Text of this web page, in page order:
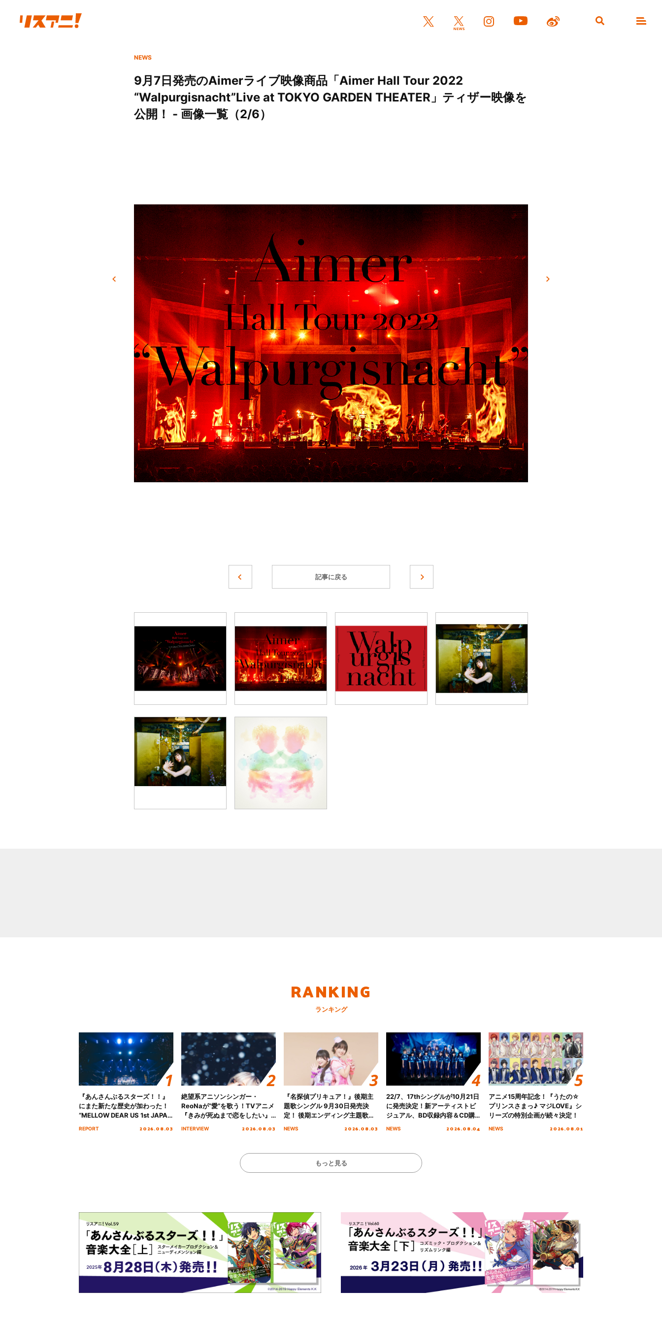
NEWS
9月7日発売のAimerライブ映像商品「Aimer Hall Tour 2022
“Walpurgisnacht”Live at TOKYO GARDEN THEATER」ティザー映像を
公開！ - 画像一覧（2/6）
記事に戻る
RANKING
ランキング
『あんさんぶるスターズ！！』
にまた新たな歴史が加わった！
“MELLOW DEAR US 1st JAPAN
REPORT 2026.08.03
絶望系アニソンシンガー・
ReoNaが“愛”を歌う！TVアニメ
『きみが死ぬまで恋をしたい』
INTERVIEW 2026.08.03
『名探偵プリキュア！』後期主
題歌シングル 9月30日発売決
定！ 後期エンディング主題歌
NEWS 2026.08.03
22/7、17thシングルが10月21日
に発売決定！新アーティストビ
ジュアル、BD収録内容＆CD購
NEWS 2026.08.04
アニメ15周年記念！『うたの☆
プリンスさまっ♪ マジLOVE』シ
リーズの特別企画が続々決定！
NEWS 2026.08.01
もっと見る